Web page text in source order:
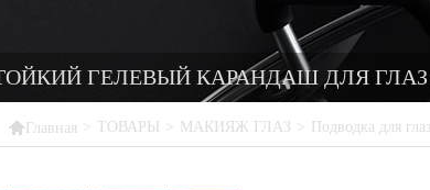
ГЕЛЕВЫЙ КАРАНДАШ ДЛЯ
 Главная > ТОВАРЫ > МАКИЯЖ ГЛАЗ > Подводка для глаз